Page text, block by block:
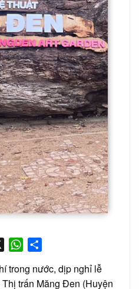
WhatsApp
trong nước, dịp nghỉ lễ
trấn Măng Đen (Huyện